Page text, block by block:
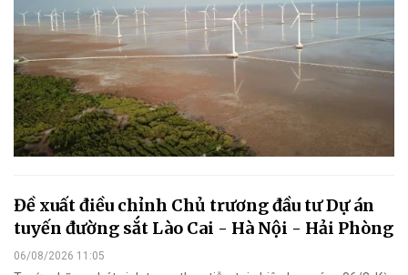
Đề xuất điều chỉnh Chủ trương đầu tư Dự án
tuyến đường sắt Lào Cai - Hà Nội - Hải Phòng
06/08/2026 11:05